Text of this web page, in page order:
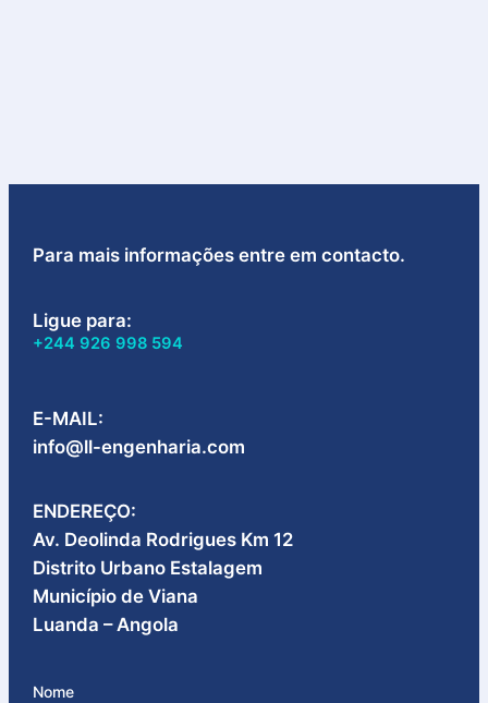
Para mais informações entre em contacto.
Ligue para:
+244 926 998 594
E-MAIL:
info@ll-engenharia.com
ENDEREÇO:
Av. Deolinda Rodrigues Km 12
Distrito Urbano Estalagem
Município de Viana
Luanda – Angola​
Nome